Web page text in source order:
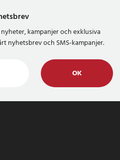
kampanjer och exklusiva
nyhetsbrev och SMS-kampanjer.
OK